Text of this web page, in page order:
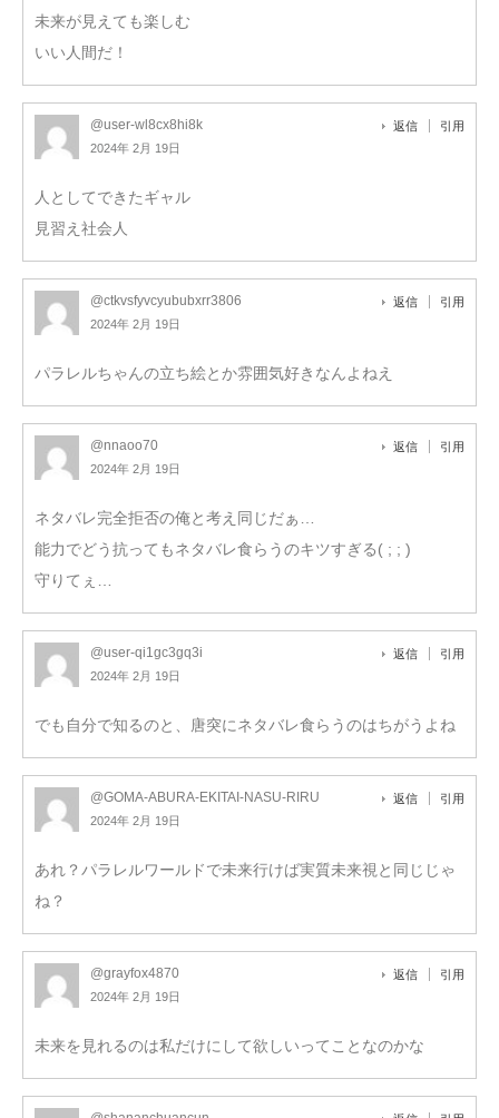
未来が見えても楽しむ
いい人間だ！
@user-wl8cx8hi8k
2024年 2月 19日
返信 引用
人としてできたギャル
見習え社会人
@ctkvsfyvcyububxrr3806
2024年 2月 19日
返信 引用
パラレルちゃんの立ち絵とか雰囲気好きなんよねえ
@nnaoo70
2024年 2月 19日
返信 引用
ネタバレ完全拒否の俺と考え同じだぁ…
能力でどう抗ってもネタバレ食らうのキツすぎる( ; ; )
守りてぇ…
@user-qi1gc3gq3i
2024年 2月 19日
返信 引用
でも自分で知るのと、唐突にネタバレ食らうのはちがうよね
@GOMA-ABURA-EKITAI-NASU-RIRU
2024年 2月 19日
返信 引用
あれ？パラレルワールドで未来行けば実質未来視と同じじゃ
ね？
@grayfox4870
2024年 2月 19日
返信 引用
未来を見れるのは私だけにして欲しいってことなのかな